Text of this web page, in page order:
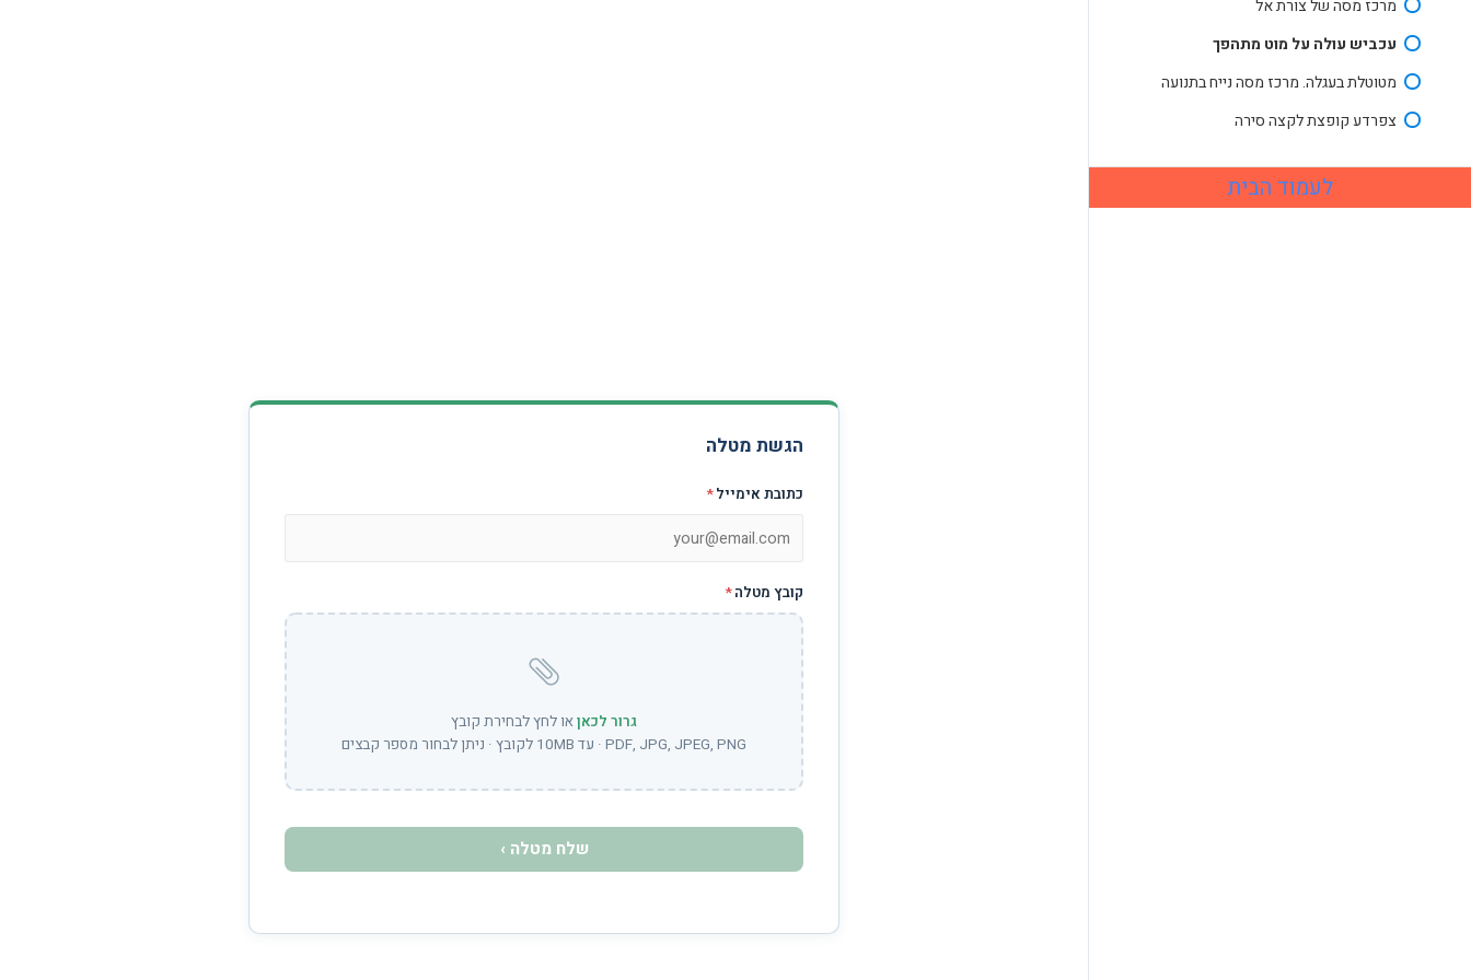
מרכז מסה של צורת אל
עכביש עולה על מוט מתהפך
מטוטלת בעגלה. מרכז מסה נייח בתנועה
צפרדע קופצת לקצה סירה
לעמוד הבית
הגשת מטלה
כתובת אימייל*
קובץ מטלה*
גרור לכאןאו לחץ לבחירת קובץ
PDF, JPG, JPEG, PNG · עד 10MB לקובץ · ניתן לבחור מספר קבצים
שלח מטלה ›